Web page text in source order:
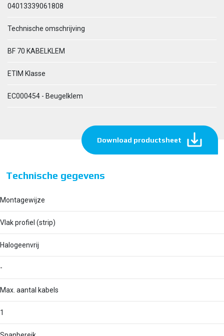
04013339061808
Technische omschrijving
BF 70 KABELKLEM
ETIM Klasse
EC000454 - Beugelklem
Download productsheet
Technische gegevens
Montagewijze
Vlak profiel (strip)
Halogeenvrij
-
Max. aantal kabels
1